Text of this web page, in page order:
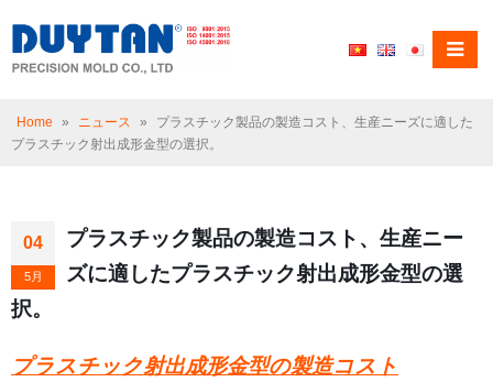
Home » ニュース »
プラスチック製品の製造コスト、生産ニーズに適した
プラスチック射出成形金型の選択。
04
5月
プラスチック製品の製造コスト、生産ニー
ズに適したプラスチック射出成形金型の選
択。
プラスチック射出成形金型の製造コスト